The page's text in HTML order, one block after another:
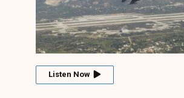
Listen Now